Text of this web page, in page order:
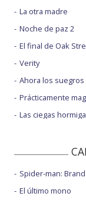
La otra madre
Noche de paz 2
El final de Oak
Verity
Ahora los
Prácticamente
Las ciegas
Spider-man:
El último mono